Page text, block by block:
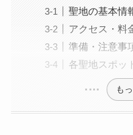
聖地の基本情
アクセス・料
準備・注意事
各聖地スポッ
も